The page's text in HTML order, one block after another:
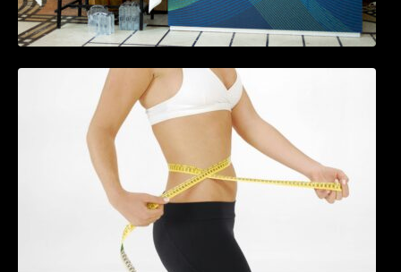
Tratamentul Wegovy® generează o scădere
în greutate de până la 22,6% la femei în
perioada menopauzei și reduce la jumătate
riscul de migrene